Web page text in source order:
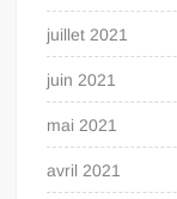
juillet 2021
juin 2021
mai 2021
avril 2021